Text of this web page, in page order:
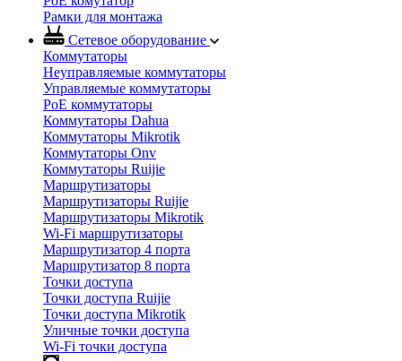
Рамки для монтажа
Сетевое оборудование
Коммутаторы
Неуправляемые коммутаторы
Управляемые коммутаторы
PoE коммутаторы
Коммутаторы Dahua
Коммутаторы Mikrotik
Коммутаторы Onv
Коммутаторы Ruijie
Маршрутизаторы
Маршрутизаторы Ruijie
Маршрутизаторы Mikrotik
Wi-Fi маршрутизаторы
Маршрутизатор 4 порта
Маршрутизатор 8 порта
Точки доступа
Точки доступа Ruijie
Точки доступа Mikrotik
Уличные точки доступа
Wi-Fi точки доступа